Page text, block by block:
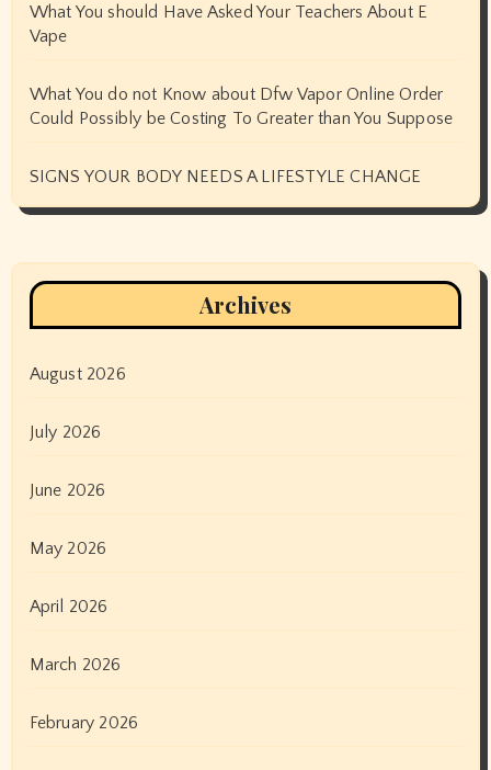
What You should Have Asked Your Teachers About E
Vape
What You do not Know about Dfw Vapor Online Order
Could Possibly be Costing To Greater than You Suppose
SIGNS YOUR BODY NEEDS A LIFESTYLE CHANGE
Archives
August 2026
July 2026
June 2026
May 2026
April 2026
March 2026
February 2026